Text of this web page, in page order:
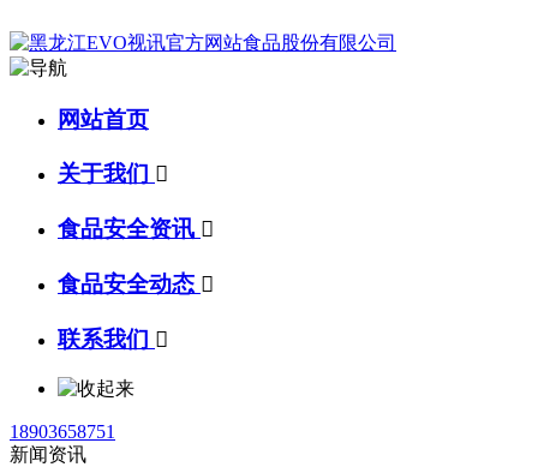
网站首页
关于我们 
食品安全资讯 
食品安全动态 
联系我们 
18903658751
新闻资讯